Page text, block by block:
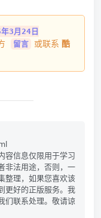
3月24日
留言 或联系 酷
容信息仅限用于学习
非法用途，否则，一
整理，如果您喜欢该
更好的正版服务。我
们联系处理。敬请谅